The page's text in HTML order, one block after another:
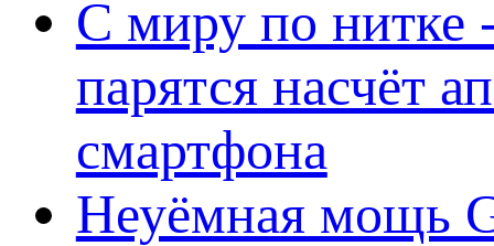
С миру по нитке
парятся насчёт
смартфона
Неуёмная мощь